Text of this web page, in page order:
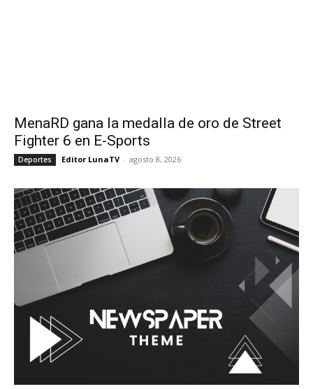
MenaRD gana la medalla de oro de Street
Fighter 6 en E-Sports
Deportes Editor LunaTV - agosto 8, 2026